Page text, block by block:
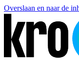
Overslaan en naar de